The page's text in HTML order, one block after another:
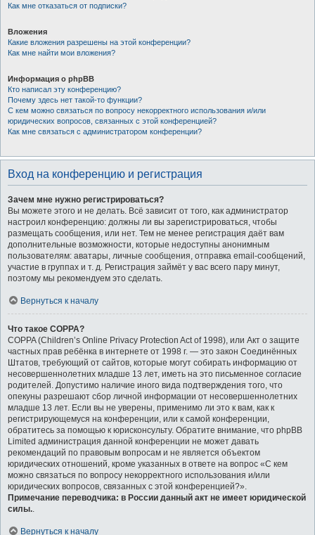
Как мне отказаться от подписки?
Вложения
Какие вложения разрешены на этой конференции?
Как мне найти мои вложения?
Информация о phpBB
Кто написал эту конференцию?
Почему здесь нет такой-то функции?
С кем можно связаться по вопросу некорректного использования и/или
юридических вопросов, связанных с этой конференцией?
Как мне связаться с администратором конференции?
Вход на конференцию и регистрация
Зачем мне нужно регистрироваться?
Вы можете этого и не делать. Всё зависит от того, как администратор
настроил конференцию: должны ли вы зарегистрироваться, чтобы
размещать сообщения, или нет. Тем не менее регистрация даёт вам
дополнительные возможности, которые недоступны анонимным
пользователям: аватары, личные сообщения, отправка email-сообщений,
участие в группах и т. д. Регистрация займёт у вас всего пару минут,
поэтому мы рекомендуем это сделать.
Вернуться к началу
Что такое COPPA?
COPPA (Children’s Online Privacy Protection Act of 1998), или Акт о защите
частных прав ребёнка в интернете от 1998 г. — это закон Соединённых
Штатов, требующий от сайтов, которые могут собирать информацию от
несовершеннолетних младше 13 лет, иметь на это письменное согласие
родителей. Допустимо наличие иного вида подтверждения того, что
опекуны разрешают сбор личной информации от несовершеннолетних
младше 13 лет. Если вы не уверены, применимо ли это к вам, как к
регистрирующемуся на конференции, или к самой конференции,
обратитесь за помощью к юрисконсульту. Обратите внимание, что phpBB
Limited администрация данной конференции не может давать
рекомендаций по правовым вопросам и не является объектом
юридических отношений, кроме указанных в ответе на вопрос «С кем
можно связаться по вопросу некорректного использования и/или
юридических вопросов, связанных с этой конференцией?».
Примечание переводчика: в России данный акт не имеет юридической
силы..
Вернуться к началу